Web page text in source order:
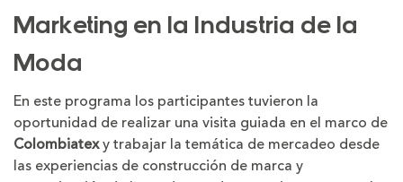
Marketing en la Industria de la
Moda
En este programa los participantes tuvieron la
oportunidad de realizar una visita guiada en el marco de
Colombiatexy trabajar la temática de mercadeo desde
las experiencias de construcción de marca y